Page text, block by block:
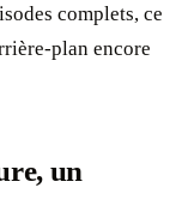
complets, ce
plan encore
un